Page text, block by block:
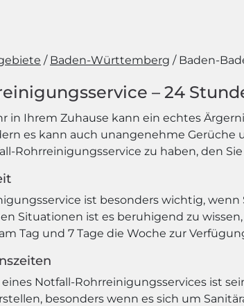
Baden-Württemberg Baden-
– 24
in Ihrem Zuhause kann ein echtes
es kann auch unangenehme
Rohrreinigungsservice zu haben, den
ist besonders wichtig,
Situationen ist es beruhigend zu
Tag und 7 Tage die Woche zur
Notfall-Rohrreinigungsservices ist
besonders wenn es sich um